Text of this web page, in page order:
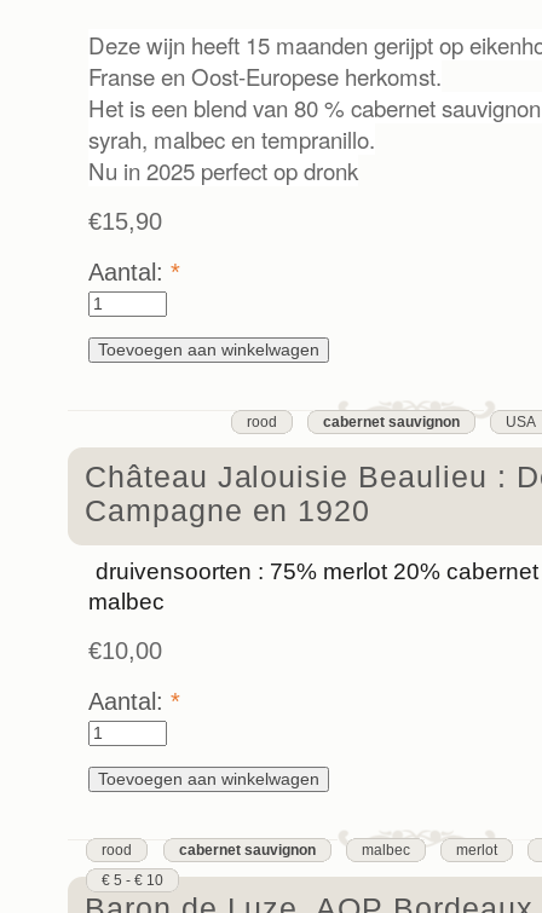
Deze wijn heeft 15 maanden gerijpt op
Franse en Oost-Europese herkomst.
Het is een blend van 80 % cabernet
syrah, malbec en tempranillo.
Nu in 2025 perfect op dronk
€15,90
Aantal: *
rood cabernet sauvignon USA
Château Jalouisie Beaulieu :
Campagne en 1920
druivensoorten : 75% merlot 20%
malbec
€10,00
Aantal: *
rood cabernet sauvignon malbec
merlot
€ 5 - € 10